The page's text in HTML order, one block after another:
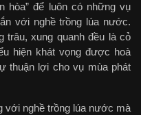
hòa” để luôn có những vụ
với nghề trồng lúa nước.
trâu, xung quanh đều là cỏ
hiện khát vọng được hoà
thuận lợi cho vụ mùa phát
với nghề trồng lúa nước mà